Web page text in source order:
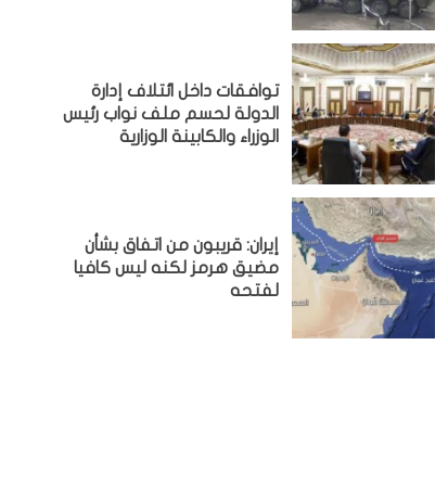
توافقات داخل ائتلاف إدارة
الدولة لحسم ملف نواب رئيس
الوزراء والكابينة الوزارية
إيران: قريبون من اتفاق بشأن
مضيق هرمز لكنه ليس كافيا
لفتحه